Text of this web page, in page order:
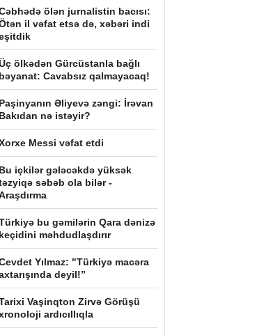
ölən jurnalistin bacısı:
il vəfat etsə də, xəbəri indi
ölkədən Gürcüstanla bağlı
bəyanat: Cavabsız qalmayacaq!
Paşinyanın Əliyevə zəngi: İrəvan
Bakıdan nə istəyir?
Messi vəfat etdi
Bu içkilər gələcəkdə yüksək
səbəb ola bilər -
bu gəmilərin Qara dənizə
keçidini məhdudlaşdırır
Yılmaz: "Türkiyə macəra
deyil!”
Vaşinqton Zirvə Görüşü
ardıcıllıqla